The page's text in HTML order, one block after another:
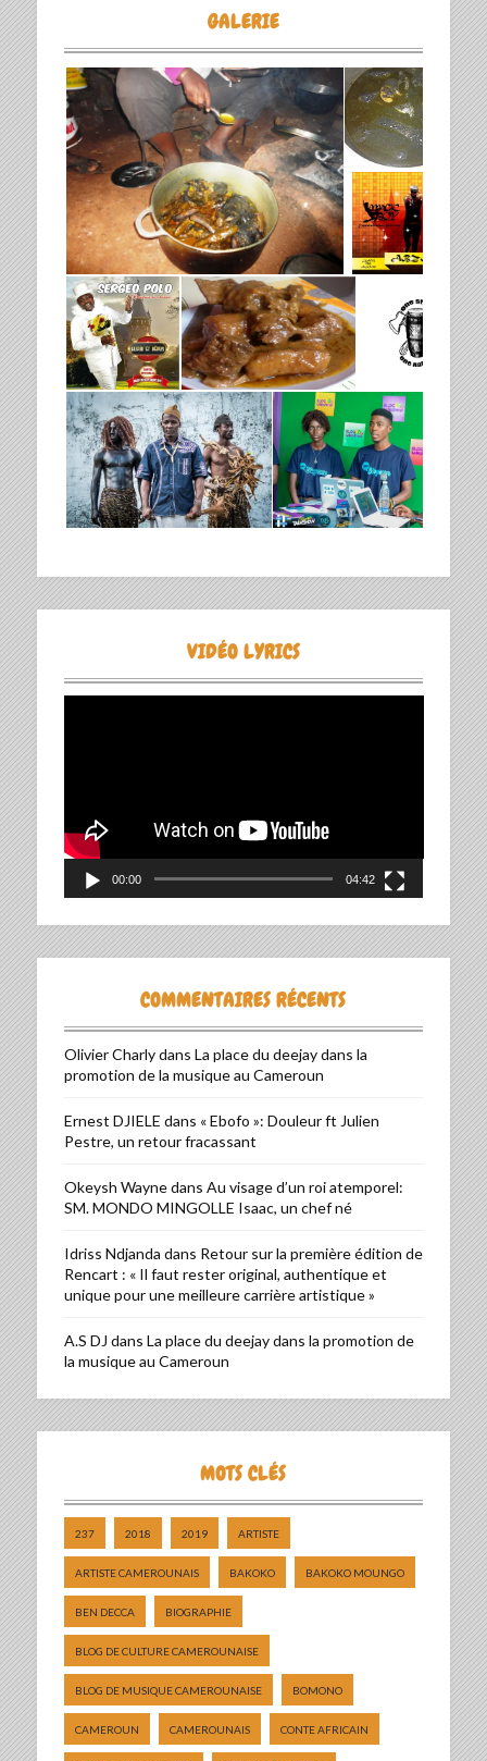
GALERIE
VIDÉO LYRICS
00:00 04:42
COMMENTAIRES RÉCENTS
Olivier Charlydans La place du deejay dans la
promotion de la musique au Cameroun
Ernest DJIELE dans « Ebofo »: Douleur ft Julien
Pestre, un retour fracassant
Okeysh Waynedans Au visage d’un roi atemporel:
SM. MONDO MINGOLLE Isaac, un chef né
Idriss Ndjanda dans Retour sur la première édition de
Rencart : « Il faut rester original, authentique et
unique pour une meilleure carrière artistique »
A.S DJ dans La place du deejay dans la promotion de
la musique au Cameroun
MOTS CLÉS
237 2018 2019 ARTISTE
ARTISTE CAMEROUNAIS BAKOKO BAKOKO MOUNGO
BEN DECCA BIOGRAPHIE
BLOG DE CULTURE CAMEROUNAISE
BLOG DE MUSIQUE CAMEROUNAISE BOMONO
CAMEROUN CAMEROUNAIS CONTE AFRICAIN